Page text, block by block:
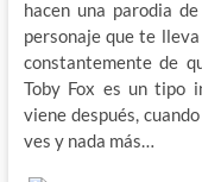
hacen una parodia
personaje que te
constantemente de
Toby Fox es un tipo
viene después,
ves y nada más…